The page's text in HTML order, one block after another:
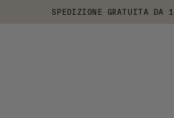
SPEDIZIONE GRATUITA DA